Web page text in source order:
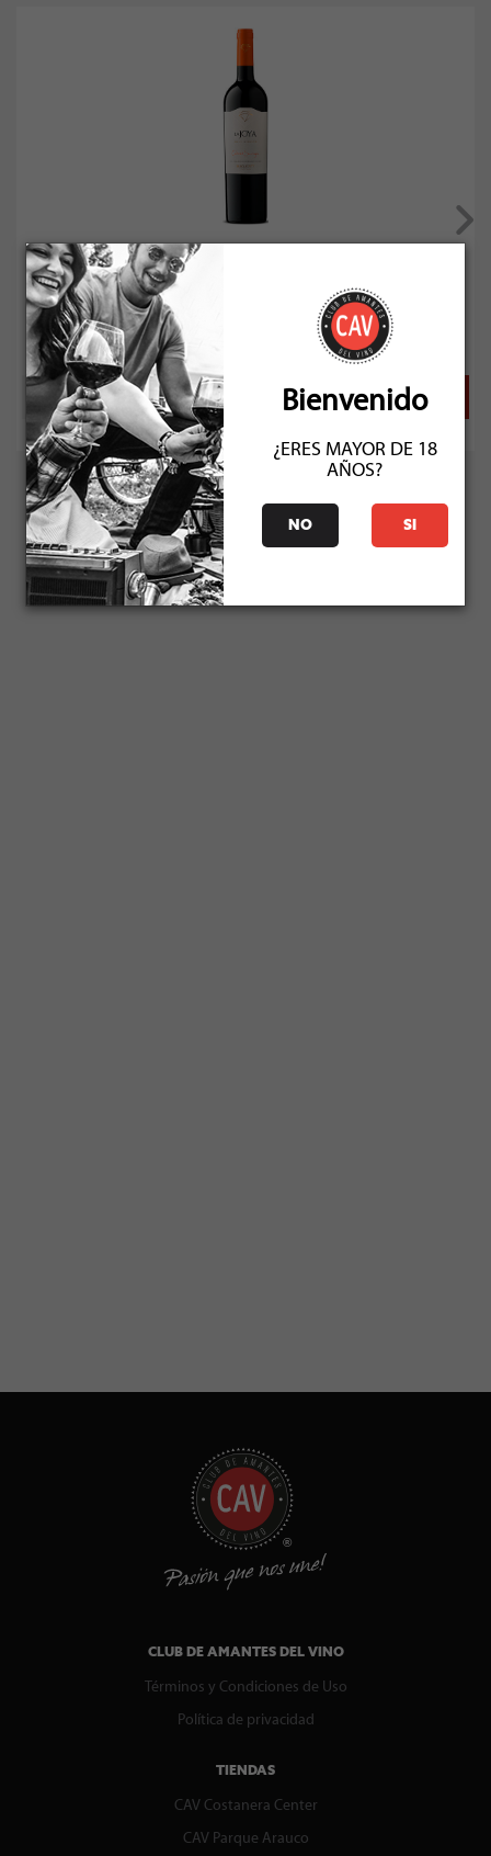
Bisquertt La Joya Cabernet Sauvignon Gran Reserva ...
Bienvenido
¿ERES MAYOR DE 18
AÑOS?
NO SI
CLUB DE AMANTES DEL VINO
Términos y Condiciones de Uso
Política de privacidad
TIENDAS
CAV Costanera Center
CAV Parque Arauco